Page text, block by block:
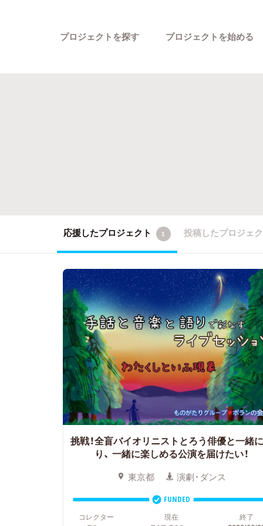
プロジェクトを探す プロジェクトを始める
応援したプロジェクト 1 投稿したプロジェ
挑戦！全盲バイオリニストとろう俳優と一緒
り、 一緒に楽しめる公演を届けたい！
東京都 演劇・ダンス
FUNDED
コレクター
現在 終了